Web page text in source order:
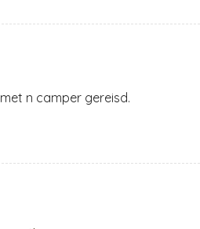
n camper gereisd.